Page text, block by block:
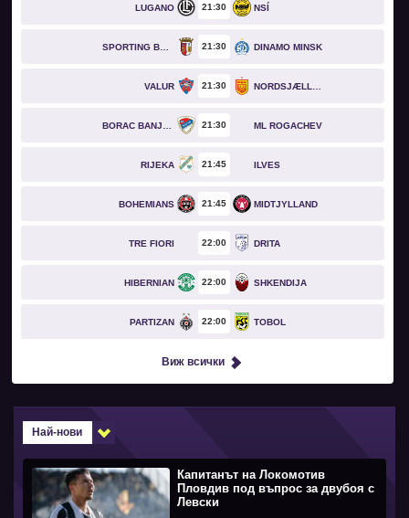
LUGANO 21 30 NSÍ
SPORTING BRAGA 21 30 DINAMO MINSK
VALUR 21 30
21 30 ML ROGACHEV
RIJEKA 21 45 ILVES
BOHEMIANS 21 45 MIDTJYLLAND
TRE FIORI 22 00 DRITA
HIBERNIAN 22 00 SHKENDIJA
PARTIZAN 22 00 TOBOL
Виж всички
Най-нови
Капитанът на Локомотив
Пловдив под въпрос за двубоя с
Левски